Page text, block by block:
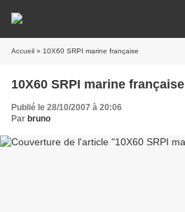
Accueil » 10X60 SRPI marine française
10X60 SRPI marine française
Publié le 28/10/2007 à 20:06
Par bruno